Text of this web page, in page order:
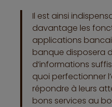
Il est ainsi
davantage les
applications
banque disposera
d’informations
quoi perfectionner
répondre à leurs
bons services au